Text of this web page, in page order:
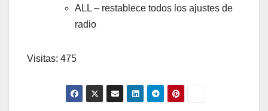
ALL – restablece todos los ajustes de
radio
Visitas: 475